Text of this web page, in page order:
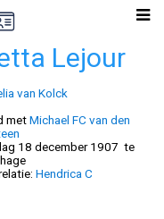
Lejour
van Kolck
metMichael FC van den
18 december 1907 te
Hendrica C